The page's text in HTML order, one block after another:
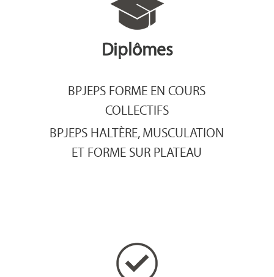
Diplômes
BPJEPS FORME EN COURS
COLLECTIFS
BPJEPS HALTÈRE, MUSCULATION
ET FORME SUR PLATEAU